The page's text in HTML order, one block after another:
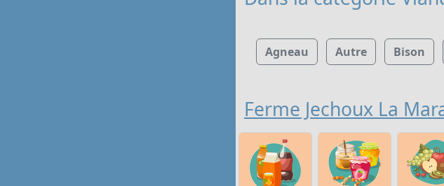
Agneau Autre Bison
Ferme Jechoux La